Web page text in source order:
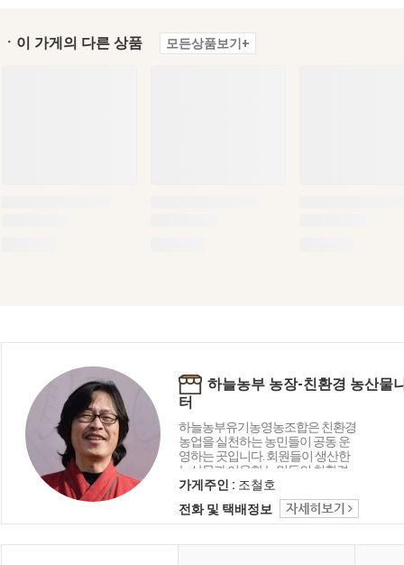
ㆍ이 가게의 다른 상품 모든상품보기+
하늘농부 농장-친환경 농산물
터
하늘농부유기농영농조합은 친환경
농업을 실천하는 농민들이 공동 운
영하는 곳입니다. 회원들이 생산한
농산물과 이웃한 농민들의 친환경
농산물을 판매 하고 있으며, 아이들
에게 친환경농산물 급식을 통해 건
강한 농산물을 공급하기 위해 지역
에서 노력하고 있습니다. 하늘농부
유기농영농조합은 하늘, 자연, 이웃
가게주인 : 조철호
전화 및 택배정보